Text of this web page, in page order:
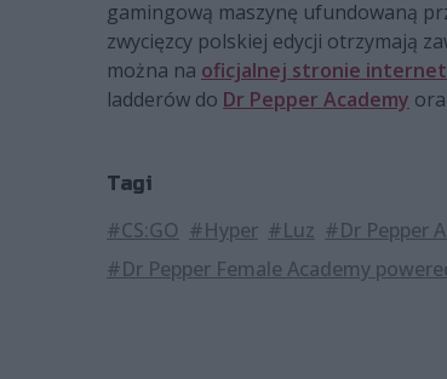
gamingową maszynę ufundowaną
zwycięzcy polskiej edycji otrzymają
można na oficjalnej stronie
ladderów do Dr Pepper Academy
Tagi
#CS:GO #Hyper #Luz #Dr Pepper
#Dr Pepper Female Academy